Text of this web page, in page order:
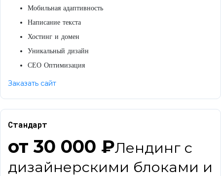
Мобильная адаптивность
Написание текста
Хостинг и домен
Уникальный дизайн
СЕО Оптимизация
Заказать сайт
Стандарт
от 30 000 ₽Лендинг с
дизайнерскими блоками и